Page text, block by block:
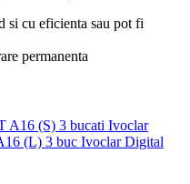
si cu eficienta sau pot fi
permanenta
Ivoclar
(L) 3 buc Ivoclar Digital